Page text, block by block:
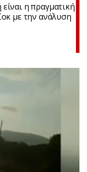
η πραγματική
με την ανάλυση